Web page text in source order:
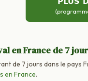
en France de 7
de 7 jours dans le pays
en France.